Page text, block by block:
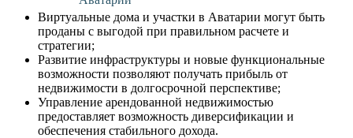
Виртуальные дома и участки в Аватарии могут быть
проданы с выгодой при правильном расчете и
стратегии;
Развитие инфраструктуры и новые функциональные
возможности позволяют получать прибыль от
недвижимости в долгосрочной перспективе;
Управление арендованной недвижимостью
предоставляет возможность диверсификации и
обеспечения стабильного дохода.